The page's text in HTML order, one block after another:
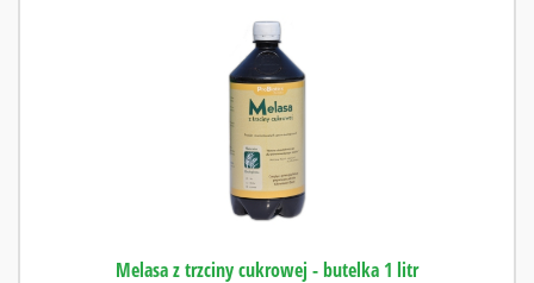
Melasa z trzciny cukrowej - butelka 1 litr